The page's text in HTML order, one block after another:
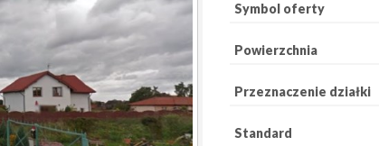
Symbol oferty
Powierzchnia
Przeznaczenie działki
Standard